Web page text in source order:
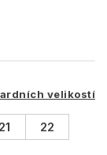
velikostí
21
22